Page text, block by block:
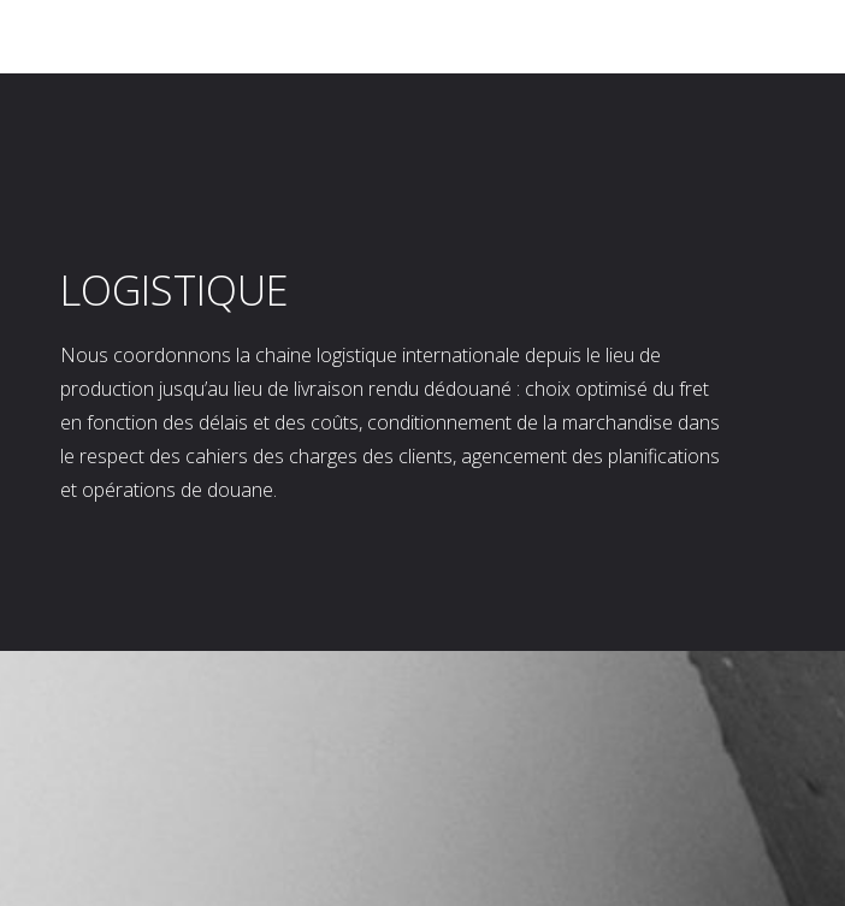
LOGISTIQUE
Nous coordonnons la chaine logistique internationale depuis le lieu de
production jusqu’au lieu de livraison rendu dédouané : choix optimisé du fret
en fonction des délais et des coûts, conditionnement de la marchandise dans
le respect des cahiers des charges des clients, agencement des planifications
et opérations de douane.